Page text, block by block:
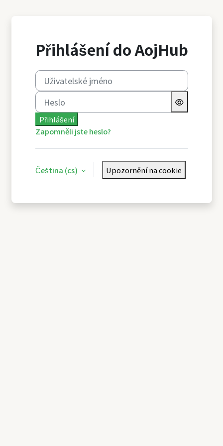
Přihlášení do AojHub
Uživatelské jméno
Heslo
Přihlášení
Zapomněli jste heslo?
Čeština ‎(cs)‎ Upozornění na cookie